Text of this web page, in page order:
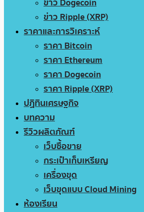
ข่าว Ripple (XRP)
ราคาและการวิเคราะห์
ราคา Bitcoin
ราคา Ethereum
ราคา Dogecoin
ราคา Ripple (XRP)
ปฏิทินเศรษฐกิจ
บทความ
รีวิวผลิตภัณฑ์
เว็บซื้อขาย
กระเป๋าเก็บเหรียญ
เครื่องขุด
เว็บขุดแบบ Cloud Mining
ห้องเรียน